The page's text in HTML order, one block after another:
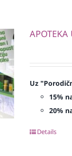
Uz
15%
20%
Details